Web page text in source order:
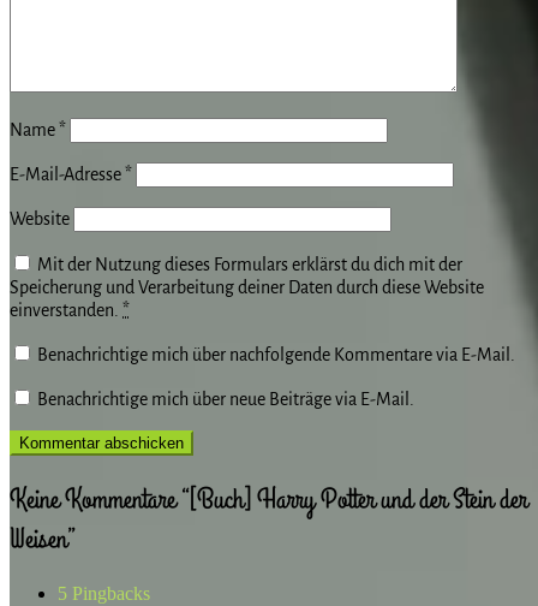
Name*
E-Mail-Adresse*
Website
Mit der Nutzung dieses Formulars erklärst du dich mit der
Speicherung und Verarbeitung deiner Daten durch diese Website
einverstanden. *
Benachrichtige mich über nachfolgende Kommentare via E-Mail.
Benachrichtige mich über neue Beiträge via E-Mail.
Keine Kommentare “[Buch] Harry Potter und der Stein der
Weisen”
5 Pingbacks